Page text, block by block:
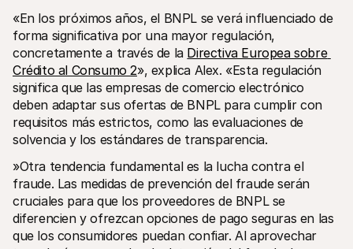
«En los próximos años, el BNPL se verá influenciado de
forma significativa por una mayor regulación,
concretamente a través de la Directiva Europea sobre
Crédito al Consumo 2», explica Alex. «Esta regulación
significa que las empresas de comercio electrónico
deben adaptar sus ofertas de BNPL para cumplir con
requisitos más estrictos, como las evaluaciones de
solvencia y los estándares de transparencia.
»Otra tendencia fundamental es la lucha contra el
fraude. Las medidas de prevención del fraude serán
cruciales para que los proveedores de BNPL se
diferencien y ofrezcan opciones de pago seguras en las
que los consumidores puedan confiar. Al aprovechar